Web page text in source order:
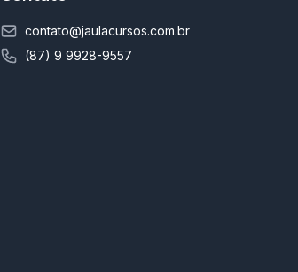
contato@jaulacursos.com.br
(87) 9 9928-9557